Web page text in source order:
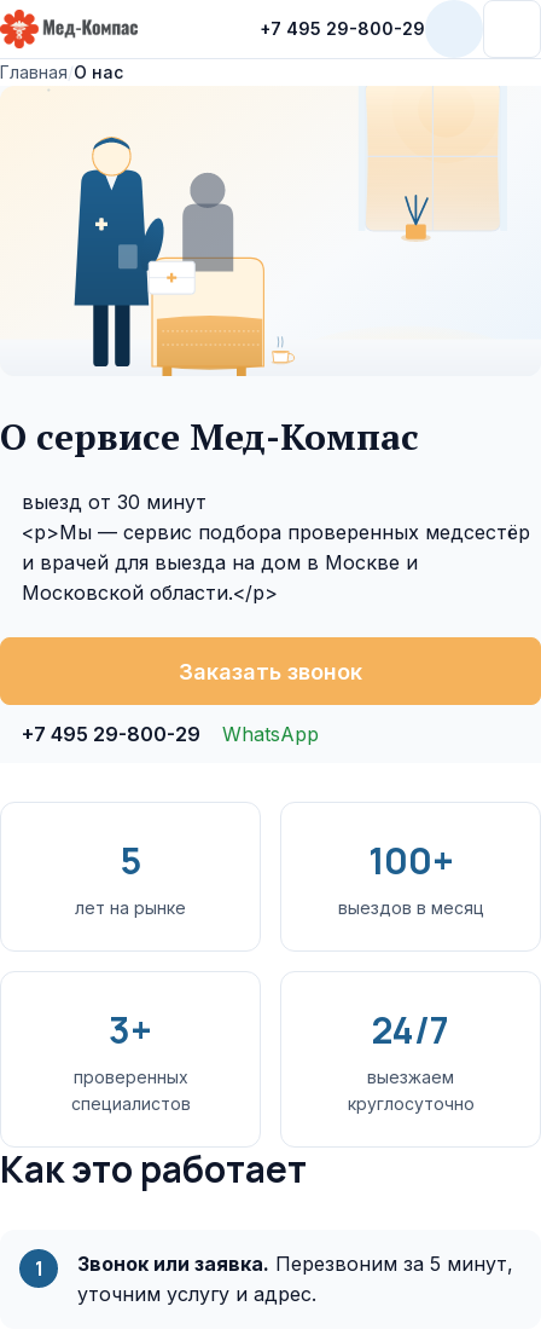
Мед-Компас
+7 495 29-800-29
Главная/О нас
О сервисе Мед-Компас
выезд от 30 минут
<p>Мы — сервис подбора проверенных медсестёр
и врачей для выезда на дом в Москве и
Московской области.</p>
Заказать звонок
+7 495 29-800-29 WhatsApp
5
лет на рынке
100+
выездов в месяц
3+
проверенных
специалистов
24/7
выезжаем
круглосуточно
Как это работает
Звонок или заявка. Перезвоним за 5 минут,
уточним услугу и адрес.